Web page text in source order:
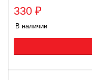
330 ₽
В наличии